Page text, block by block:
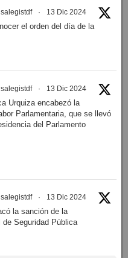
· 13 Dic 2024
el orden del día de la
· 13 Dic 2024
Urquiza encabezó la
Parlamentaria, que se llevó
del Parlamento
· 13 Dic 2024
la sanción de la
Seguridad Pública